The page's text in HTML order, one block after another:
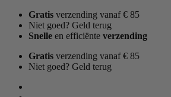
naar
Gratis verzending vanaf € 85
Niet goed? Geld terug
Snelle en efficiënte verzending
Gratis verzending vanaf € 85
Niet goed? Geld terug